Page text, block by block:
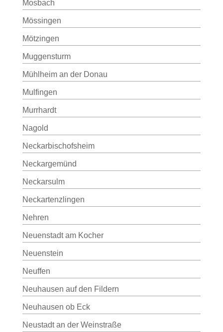
Mosbach
Mössingen
Mötzingen
Muggensturm
Mühlheim an der Donau
Mulfingen
Murrhardt
Nagold
Neckarbischofsheim
Neckargemünd
Neckarsulm
Neckartenzlingen
Nehren
Neuenstadt am Kocher
Neuenstein
Neuffen
Neuhausen auf den Fildern
Neuhausen ob Eck
Neustadt an der Weinstraße